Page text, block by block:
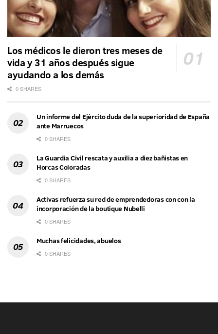
Los médicos le dieron tres meses de
vida y 31 años después sigue
ayudando a los demás
0 SHARES
Un informe del Ejército duda de la superioridad de España
ante Marruecos
0 SHARES
La Guardia Civil rescata y auxilia a diez bañistas en
Horcas Coloradas
0 SHARES
Activas refuerza su red de emprendedoras con con la
incorporación de la boutique Nubelli
0 SHARES
Muchas felicidades, abuelos
0 SHARES